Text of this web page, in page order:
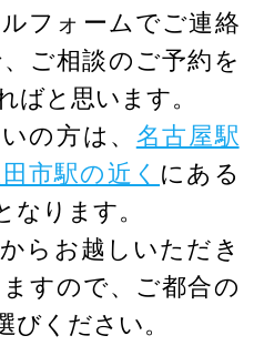
フォームでご連絡
ご相談のご予約を
ばと思います。
の方は、 名古屋駅
市駅の近く にある
なります。
らお越しいただき
すので、ご都合の
びください。